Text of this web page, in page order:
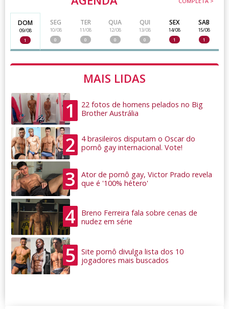
DOM
09/08
1
SEG
10/08
0
TER
11/08
0
QUA
12/08
0
QUI
13/08
0
SEX
14/08
1
SAB
15/08
1
MAIS LIDAS
1
22 fotos de homens pelados no Big
Brother Austrália
2
4 brasileiros disputam o Oscar do
pornô gay internacional. Vote!
3
Ator de pornô gay, Victor Prado revela
que é '100% hétero'
4
Breno Ferreira fala sobre cenas de
nudez em série
5
Site pornô divulga lista dos 10
jogadores mais buscados